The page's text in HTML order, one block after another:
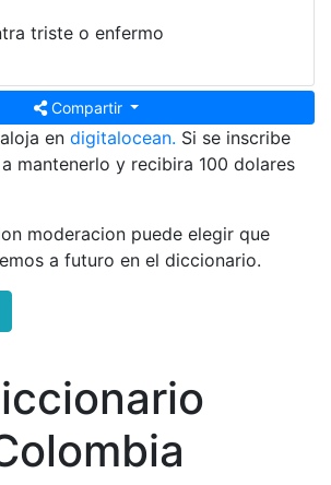
triste o enfermo
Compartir
en digitalocean. Si se inscribe
mantenerlo y recibira 100 dolares
moderacion puede elegir que
a futuro en el diccionario.